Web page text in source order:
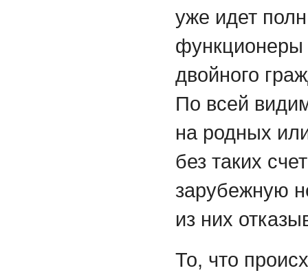
уже идет
функционеры
двойного
По всей
на родных
без таких
зарубежную
из них
То, что